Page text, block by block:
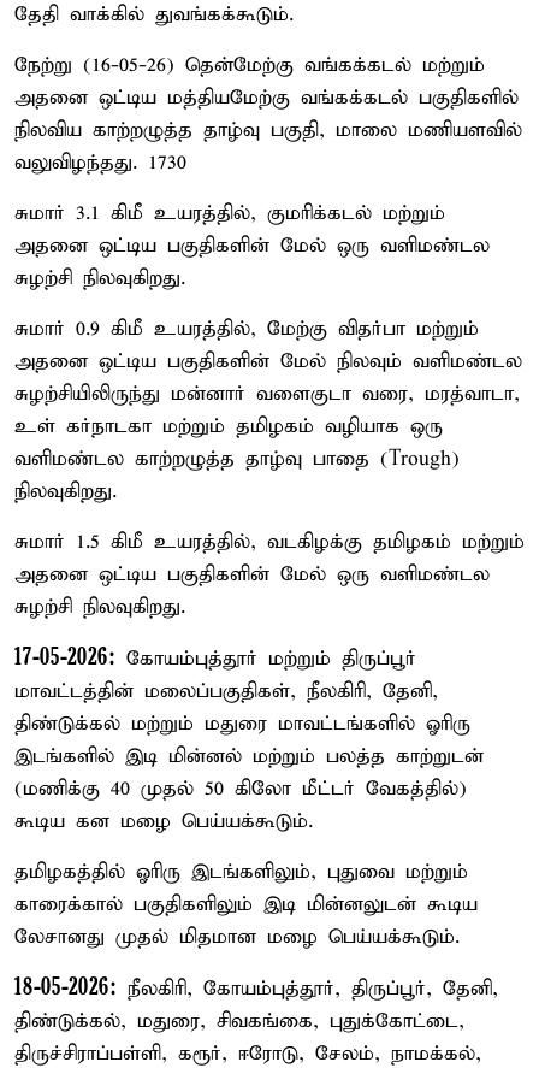
தேதி வாக்கில் துவங்கக்கூடும்.
நேற்று (16-05-26) தென்மேற்கு வங்கக்கடல் மற்றும்
அதனை ஒட்டிய மத்தியமேற்கு வங்கக்கடல் பகுதிகளில்
நிலவிய காற்றழுத்த தாழ்வு பகுதி, மாலை மணியளவில்
வலுவிழந்தது. 1730
சுமார் 3.1 கிமீ உயரத்தில், குமரிக்கடல் மற்றும்
அதனை ஒட்டிய பகுதிகளின் மேல் ஒரு வளிமண்டல
சுழற்சி நிலவுகிறது.
சுமார் 0.9 கிமீ உயரத்தில், மேற்கு விதர்பா மற்றும்
அதனை ஒட்டிய பகுதிகளின் மேல் நிலவும் வளிமண்டல
சுழற்சியிலிருந்து மன்னார் வளைகுடா வரை, மரத்வாடா,
உள் கர்நாடகா மற்றும் தமிழகம் வழியாக ஒரு
வளிமண்டல காற்றழுத்த தாழ்வு பாதை (Trough)
நிலவுகிறது.
சுமார் 1.5 கிமீ உயரத்தில், வடகிழக்கு தமிழகம் மற்றும்
அதனை ஒட்டிய பகுதிகளின் மேல் ஒரு வளிமண்டல
சுழற்சி நிலவுகிறது.
17-05-2026: கோயம்புத்தூர் மற்றும் திருப்பூர்
மாவட்டத்தின் மலைப்பகுதிகள், நீலகிரி, தேனி,
திண்டுக்கல் மற்றும் மதுரை மாவட்டங்களில் ஓரிரு
இடங்களில் இடி மின்னல் மற்றும் பலத்த காற்றுடன்
(மணிக்கு 40 முதல் 50 கிலோ மீட்டர் வேகத்தில்)
கூடிய கன மழை பெய்யக்கூடும்.
தமிழகத்தில் ஓரிரு இடங்களிலும், புதுவை மற்றும்
காரைக்கால் பகுதிகளிலும் இடி மின்னலுடன் கூடிய
லேசானது முதல் மிதமான மழை பெய்யக்கூடும்.
18-05-2026: நீலகிரி, கோயம்புத்தூர், திருப்பூர், தேனி,
திண்டுக்கல், மதுரை, சிவகங்கை, புதுக்கோட்டை,
திருச்சிராப்பள்ளி, கரூர், ஈரோடு, சேலம், நாமக்கல்,